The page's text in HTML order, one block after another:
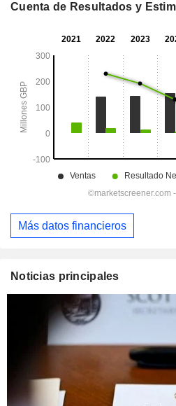
Cuenta de Resultados y
Más datos financieros
Noticias principales